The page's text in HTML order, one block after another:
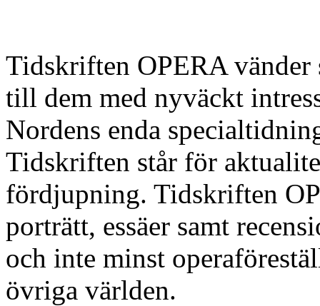
Tidskriften OPERA vänder
till dem med nyväckt
Nordens enda
Tidskriften står för
fördjupning. Tidskriften
porträtt, essäer samt
och inte minst
övriga världen.